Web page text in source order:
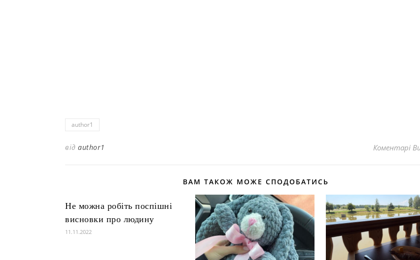
author1
від author1 Коментарі
ВАМ ТАКОЖ МОЖЕ СПОДОБАТИСЬ
Не можна робіть поспішні
висновки про людину
11.11.2022